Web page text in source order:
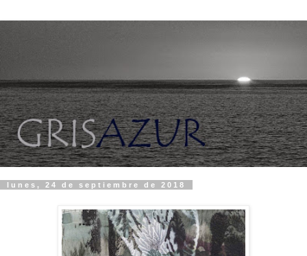
lunes, 24 de septiembre de 2018